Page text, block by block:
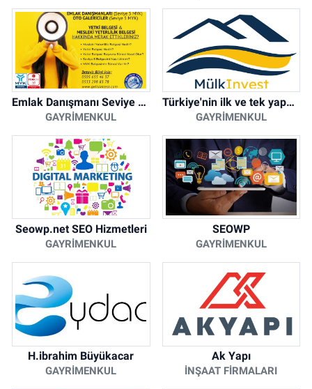
Emlak Danışmanı Seviye 5 Mesleki Yeterlilik Belgesi
GAYRIMENKUL
Türkiye'nin ilk ve tek yapay zeka destekli arsa ilan platformu
GAYRIMENKUL
Seowp.net SEO Hizmetleri
GAYRIMENKUL
SEOWP
GAYRIMENKUL
H.ibrahim Büyükacar
GAYRIMENKUL
Ak Yapı
İNŞAAT FIRMALARI